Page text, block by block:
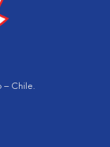
– Chile.